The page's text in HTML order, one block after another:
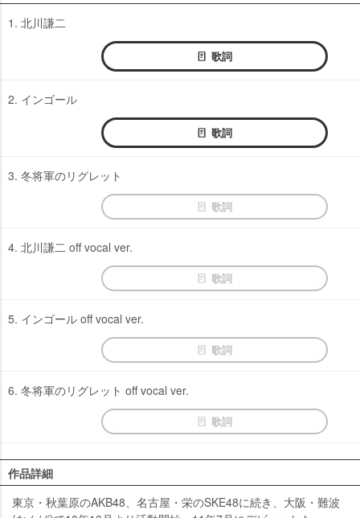
1. 北川謙二
歌詞
2. インゴール
歌詞
3. 冬将軍のリグレット
歌詞
4. 北川謙二 off vocal ver.
歌詞
5. インゴール off vocal ver.
歌詞
6. 冬将軍のリグレット off vocal ver.
歌詞
作品詳細
東京・秋葉原のAKB48、名古屋・栄のSKE48に続き、大阪・難波